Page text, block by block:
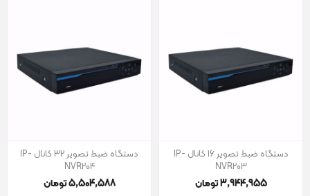
دستگاه ضبط تصویر 16 کانال IP-
NVR203
3٬944٬955 تومان
دستگاه ضبط تصویر 32 کانال IP-
NVR204
5٬504٬588 تومان